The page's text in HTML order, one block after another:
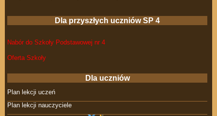
Dla przyszłych uczniów SP 4
Nabór do Szkoły Podstawowej nr 4
Oferta Szkoły
Dla uczniów
Plan lekcji uczeń
Plan lekcji nauczyciele